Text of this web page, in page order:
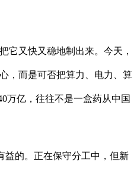
又快又稳地制出来。今天，
，而是可否把算力、电力、算
万亿，往往不是一盒药从中国
的。正在保守分工中，但新